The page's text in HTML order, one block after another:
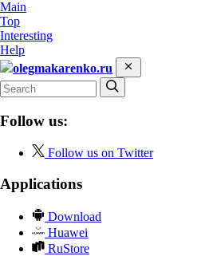
Main
Top
Interesting
Help
olegmakarenko.ru
Follow us:
Follow us on Twitter
Applications
Download
Huawei
RuStore